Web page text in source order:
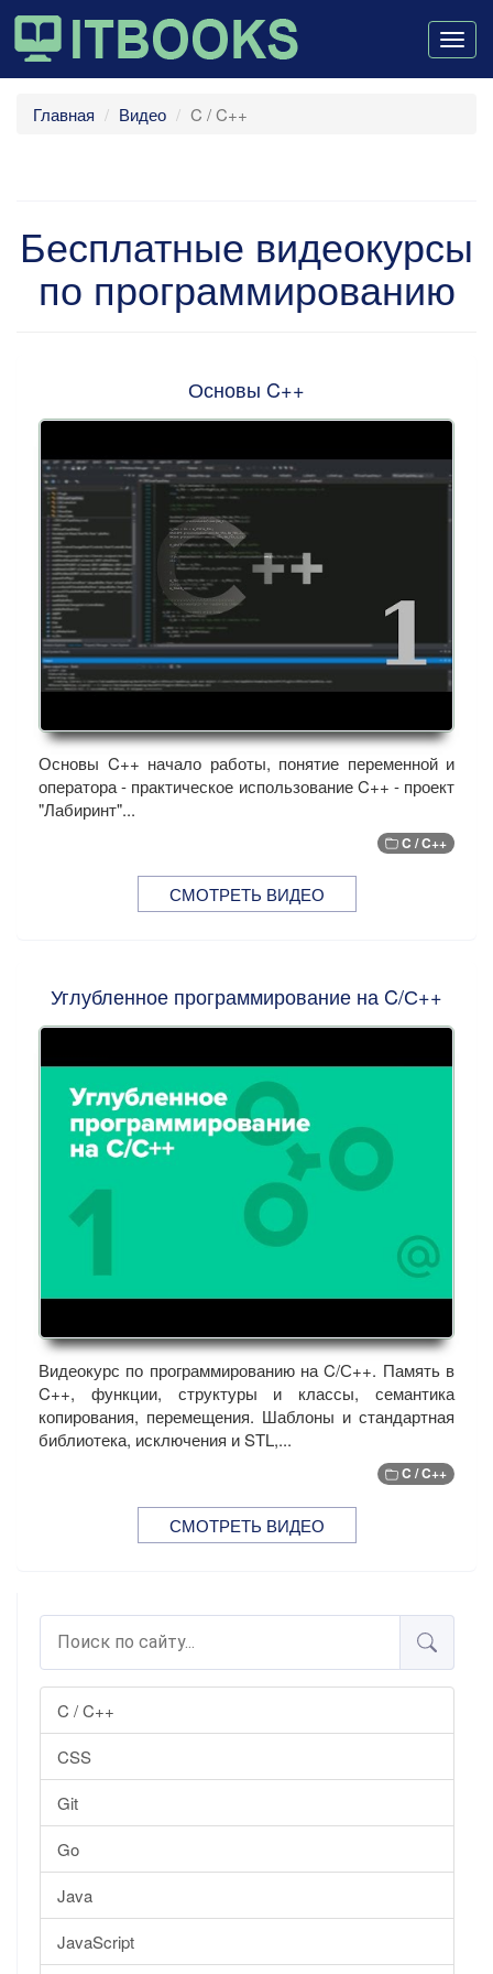
Главная Видео C / C++
C / C++
CSS
Git
Go
Java
JavaScript
Бесплатные видеокурсы
по программированию
Основы C++
Основы C++ начало работы, понятие переменной и
оператора - практическое использование C++ - проект
"Лабиринт"...
C / C++
СМОТРЕТЬ ВИДЕО
Углубленное программирование на C/С++
Видеокурс по программированию на C/С++. Память в
C++, функции, структуры и классы, семантика
копирования, перемещения. Шаблоны и стандартная
библиотека, исключения и STL,...
C / C++
СМОТРЕТЬ ВИДЕО